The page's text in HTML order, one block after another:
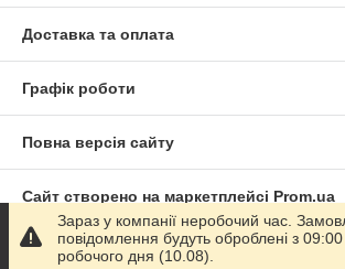
Доставка та оплата
Графік роботи
Повна версія сайту
Сайт створено на маркетплейсі Prom.ua
Політика конфіденційності
Зараз у компанії неробочий час.
повідомлення будуть оброблені з
робочого дня (10.08).